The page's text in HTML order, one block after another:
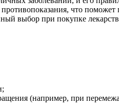
что
выбор при покупке
(например, при